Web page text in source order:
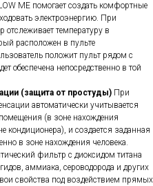
ME помогает создать комфортные
электроэнергию. При
температуру в
расположен в пульте
положит пульт рядом с
обеспечена непосредственно в той
(защита от простуды) При
автоматически учитывается
(в зоне нахождения
кондиционера), и создается заданная
в зоне нахождения человека.
фильтр с диоксидом титана
аммиака, сероводорода и других
свойства под воздействием прямых